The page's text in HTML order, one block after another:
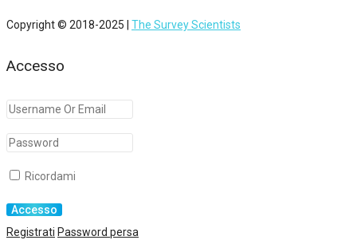
Copyright © 2018-2025 | The Survey Scientists
Accesso
Ricordami
Registrati Password persa